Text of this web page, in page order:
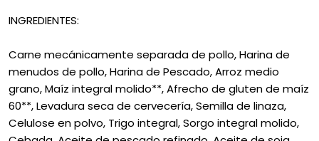
INGREDIENTES:
Carne mecánicamente separada de pollo, Harina de
menudos de pollo, Harina de Pescado, Arroz medio
grano, Maíz integral molido**, Afrecho de gluten de maíz
60**, Levadura seca de cervecería, Semilla de linaza,
Celulose en polvo, Trigo integral, Sorgo integral molido,